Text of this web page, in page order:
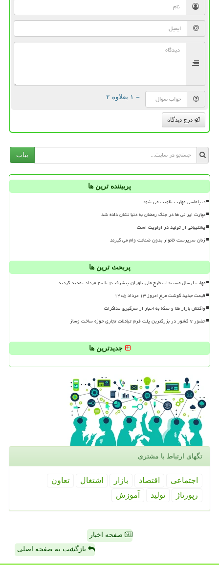
= ۱ بعلاوه ۲
درج دیدگاه
بیاب
پربیننده ترین ها
دیپلماسی مهارت تقویت می شود
مهارت ایرانی ها در جنگ رمضان به دنیا نشان داده شد
پشتیبانی از تولید در اولویت است
زنان سرپرست خانوار بدون ضمانت وام می گیرند
پربحث ترین ها
مهلت ارسال مستندات طرح ملی یاوران پیشرفت۲ تا ۲۰ مرداد تمدید گردید
قیمت جدید گوشت مرغ امروز ۱۳ مرداد ۱۴۰۵
واکنش بازار طلا و سکه به اخبار از سرگیری مذاکرات
حضور ۷ کشور در بزرگترین پلت فرم تبادلات تجاری حوزه ساخت وساز
جدیدترین ها
تگهای ارتباط با مشتری
اجتماعی اقتصاد بازار اشتغال
تعاون
رپورتاژ
تولید آموزش
صفحه اخبار
بازگشت به صفحه اصلی